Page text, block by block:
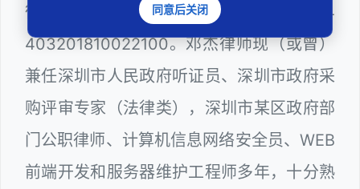
衡（深圳）律师事务所，律师执业证号为14
403201810022100。邓杰律师现（或曾）
兼任深圳市人民政府听证员、深圳市政府采
购评审专家（法律类），深圳市某区政府部
门公职律师、计算机信息网络安全员、WEB
前端开发和服务器维护工程师多年，十分熟
同意后关闭